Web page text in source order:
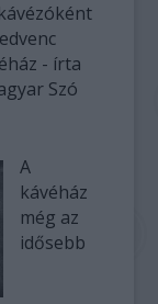
- írta
Szó
A
kávéház
még az
idősebb